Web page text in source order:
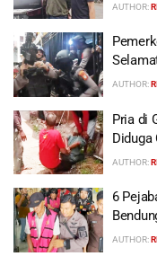
AUTHOR:
AUTHOR:
Pria di
Diduga
AUTHOR:
6
AUTHOR: